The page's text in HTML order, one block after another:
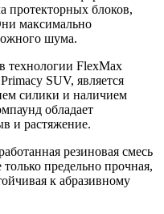
протекторных блоков,
максимально
шума.
технологии FlexMax
SUV, является
силики и наличием
обладает
и растяжение.
резиновая смесь
предельно прочная,
к абразивному